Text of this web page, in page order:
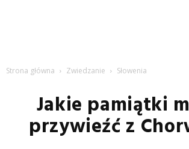
Strona główna Zwiedzanie Słowenia
Jakie pamiątki
przywieźć z